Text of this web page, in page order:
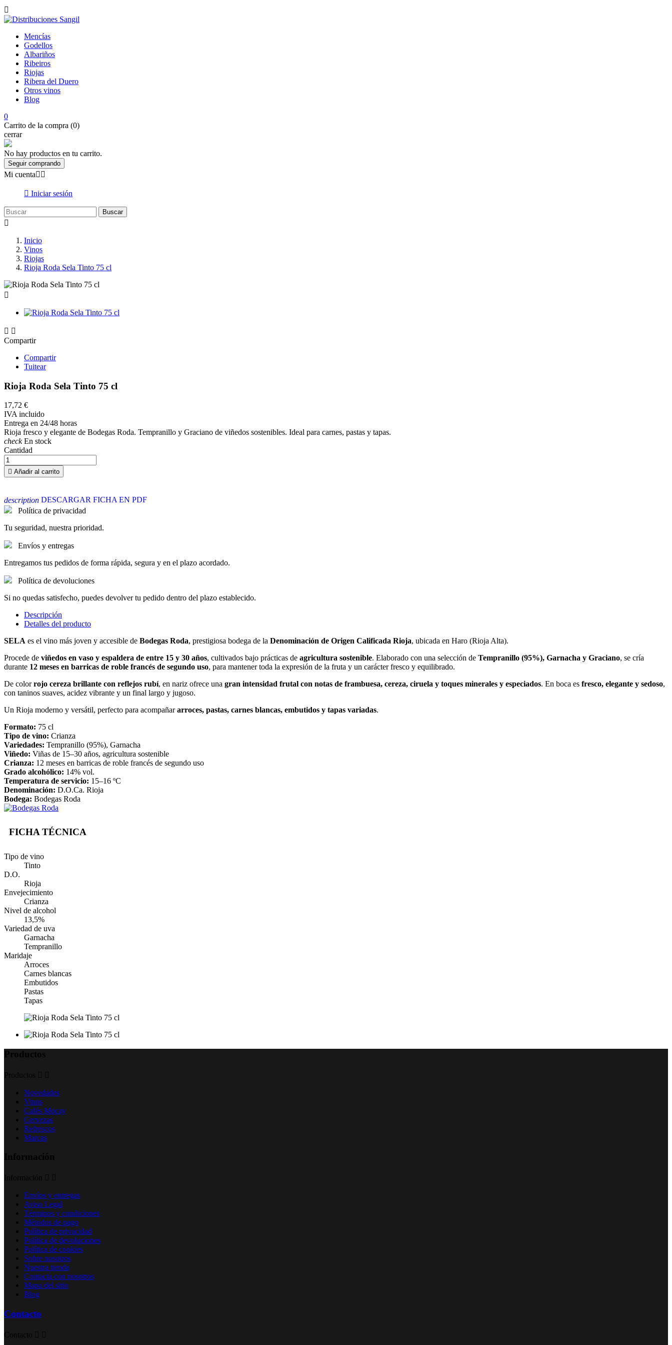

Mencías
Godellos
Albariños
Ribeiros
Riojas
Ribera del Duero
Otros vinos
Blog
0
Carrito de la compra (0)
cerrar
No hay productos en tu carrito.
Seguir comprando
Mi cuenta 
 Iniciar sesión
Buscar

Inicio
Vinos
Riojas
Rioja Roda Sela Tinto 75 cl

 
Compartir
Compartir
Tuitear
Rioja Roda Sela Tinto 75 cl
17,72 €
IVA incluido
Entrega en 24/48 horas
Rioja fresco y elegante de Bodegas Roda. Tempranillo y Graciano de viñedos sostenibles. Ideal para carnes, pastas y tapas.
checkEn stock
Cantidad
 Añadir al carrito
description DESCARGAR FICHA EN PDF
Política de privacidad
Tu seguridad, nuestra prioridad.
Envíos y entregas
Entregamos tus pedidos de forma rápida, segura y en el plazo acordado.
Política de devoluciones
Si no quedas satisfecho, puedes devolver tu pedido dentro del plazo establecido.
Descripción
Detalles del producto
SELA es el vino más joven y accesible de Bodegas Roda, prestigiosa bodega de la Denominación de Origen Calificada Rioja, ubicada en Haro (Rioja Alta).
Procede de viñedos en vaso y espaldera de entre 15 y 30 años, cultivados bajo prácticas de agricultura sostenible. Elaborado con una selección de Tempranillo (95%), Garnacha y Graciano, se cría
durante 12 meses en barricas de roble francés de segundo uso, para mantener toda la expresión de la fruta y un carácter fresco y equilibrado.
De colorrojo cereza brillante con reflejos rubí, en nariz ofrece una gran intensidad frutal con notas de frambuesa, cereza, ciruela y toques minerales y especiados. En boca es fresco, elegante y sedoso,
con taninos suaves, acidez vibrante y un final largo y jugoso.
Un Rioja moderno y versátil, perfecto para acompañararroces, pastas, carnes blancas, embutidos y tapas variadas.
Formato: 75 cl
Tipo de vino: Crianza
Variedades: Tempranillo (95%), Garnacha
Viñedo: Viñas de 15–30 años, agricultura sostenible
Crianza: 12 meses en barricas de roble francés de segundo uso
Grado alcohólico: 14% vol.
Temperatura de servicio: 15–16 ºC
Denominación: D.O.Ca. Rioja
Bodega: Bodegas Roda
FICHA TÉCNICA
Tipo de vino
Tinto
D.O.
Rioja
Envejecimiento
Crianza
Nivel de alcohol
13,5%
Variedad de uva
Garnacha
Tempranillo
Maridaje
Arroces
Carnes blancas
Embutidos
Pastas
Tapas
Productos
Productos
Novedades
Vinos
Cafés Mocay
Cervezas
Refrescos
Marcas
Información
Información
Envíos y entregas
Aviso Legal
Términos y condiciones
Métodos de pago
Política de privacidad
Política de devoluciones
Política de cookies
Sobre nosotros
Nuestra tienda
Contacta con nosotros
Mapa del sitio
Blog
Contacto
Contacto